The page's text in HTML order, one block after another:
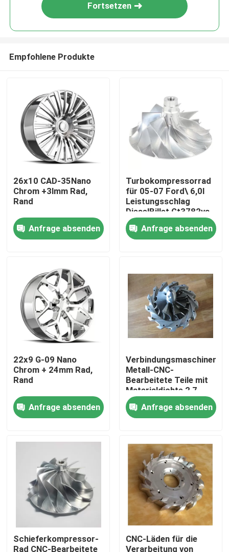
Produkte
Videos
Werksbesichtigung
Qualitätskontrolle
Neuigkeiten
Bitte um ein Angebot
Metall-CNC-bearbeitete Teile
Fortsetzen
Empfohlene Produkte
26x10 CAD-35Nano
Chrom +3lmm Rad,
Rand
Anfrage absenden
Turbokompressorrad
für 05-07 Ford\ 6,0l
Leistungsschlag
DieselBillet Gt3782va
Anfrage absenden
22x9 G-09 Nano
Chrom + 24mm Rad,
Rand
Anfrage absenden
Metall-CNC-
Bearbeitete Teile mit
Materialdichte 2,7
G/cm3
Anfrage absenden
Schieferkompressor-
Rad CNC-Bearbeitete
CNC-Läden für die
Verarbeitung von